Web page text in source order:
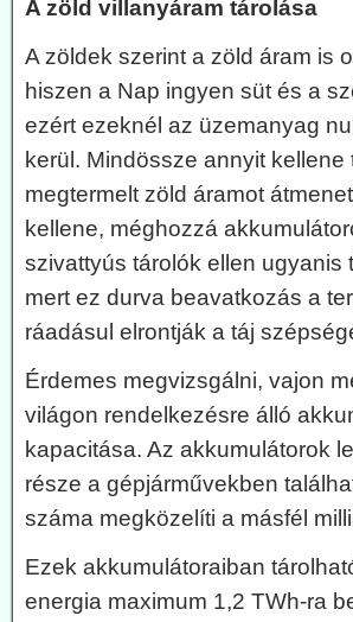
A zöld villanyáram tárolása
A zöldek szerint a zöld áram is
hiszen a Nap ingyen süt és a
ezért ezeknél az üzemanyag
kerül. Mindössze annyit kellene
megtermelt zöld áramot
kellene, méghozzá
szivattyús tárolók ellen ugyanis
mert ez durva beavatkozás a
ráadásul elrontják a táj
Érdemes megvizsgálni, vajon
világon rendelkezésre álló
kapacitása. Az akkumulátorok
része a gépjárművekben
száma megközelíti a másfél
Ezek akkumulátoraiban
energia maximum 1,2 TWh-ra